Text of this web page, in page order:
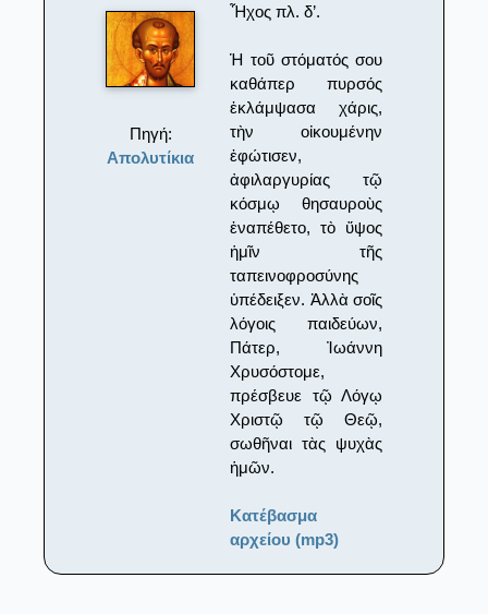
Πηγή:
Απολυτίκια
Ἦχος πλ. δ’.
Ἡ τοῦ στόματός σου
καθάπερ πυρσός
ἐκλάμψασα χάρις,
τὴν οἰκουμένην
ἐφώτισεν,
ἀφιλαργυρίας τῷ
κόσμῳ θησαυροὺς
ἐναπέθετο, τὸ ὕψος
ἡμῖν τῆς
ταπεινοφροσύνης
ὑπέδειξεν. Ἀλλὰ σοῖς
λόγοις παιδεύων,
Πάτερ, Ἰωάννη
Χρυσόστομε,
πρέσβευε τῷ Λόγῳ
Χριστῷ τῷ Θεῷ,
σωθῆναι τὰς ψυχὰς
ἡμῶν.
Κατέβασμα
αρχείου (mp3)